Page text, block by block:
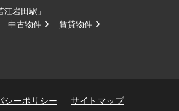
岩田駅」
中古物件 賃貸物件
シーポリシー サイトマップ